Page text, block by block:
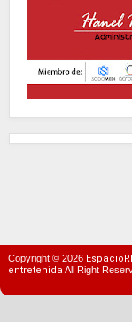
Copyright © 2026
entretenidaAll Right